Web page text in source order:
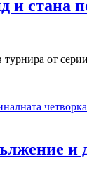
и стана
от
и